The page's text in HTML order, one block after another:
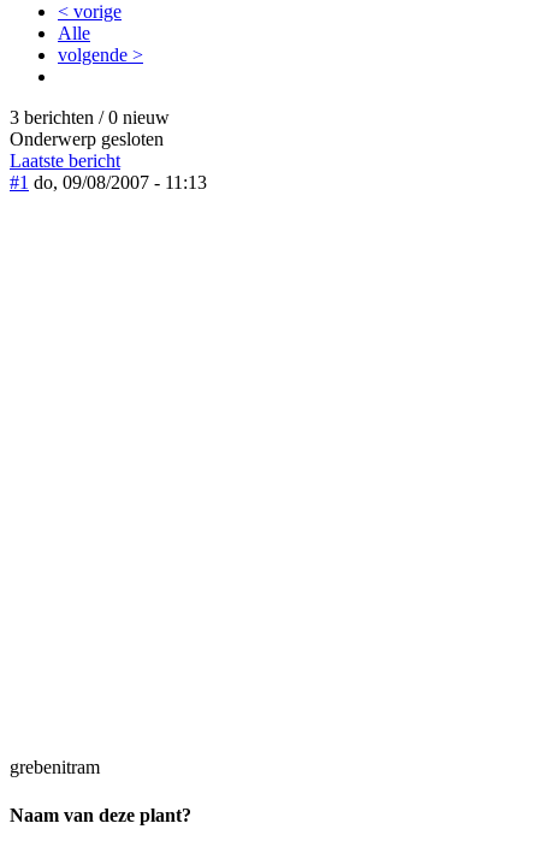
< vorige
Alle
volgende >
3 berichten / 0 nieuw
Onderwerp gesloten
Laatste bericht
#1 do, 09/08/2007 - 11:13
grebenitram
Naam van deze plant?